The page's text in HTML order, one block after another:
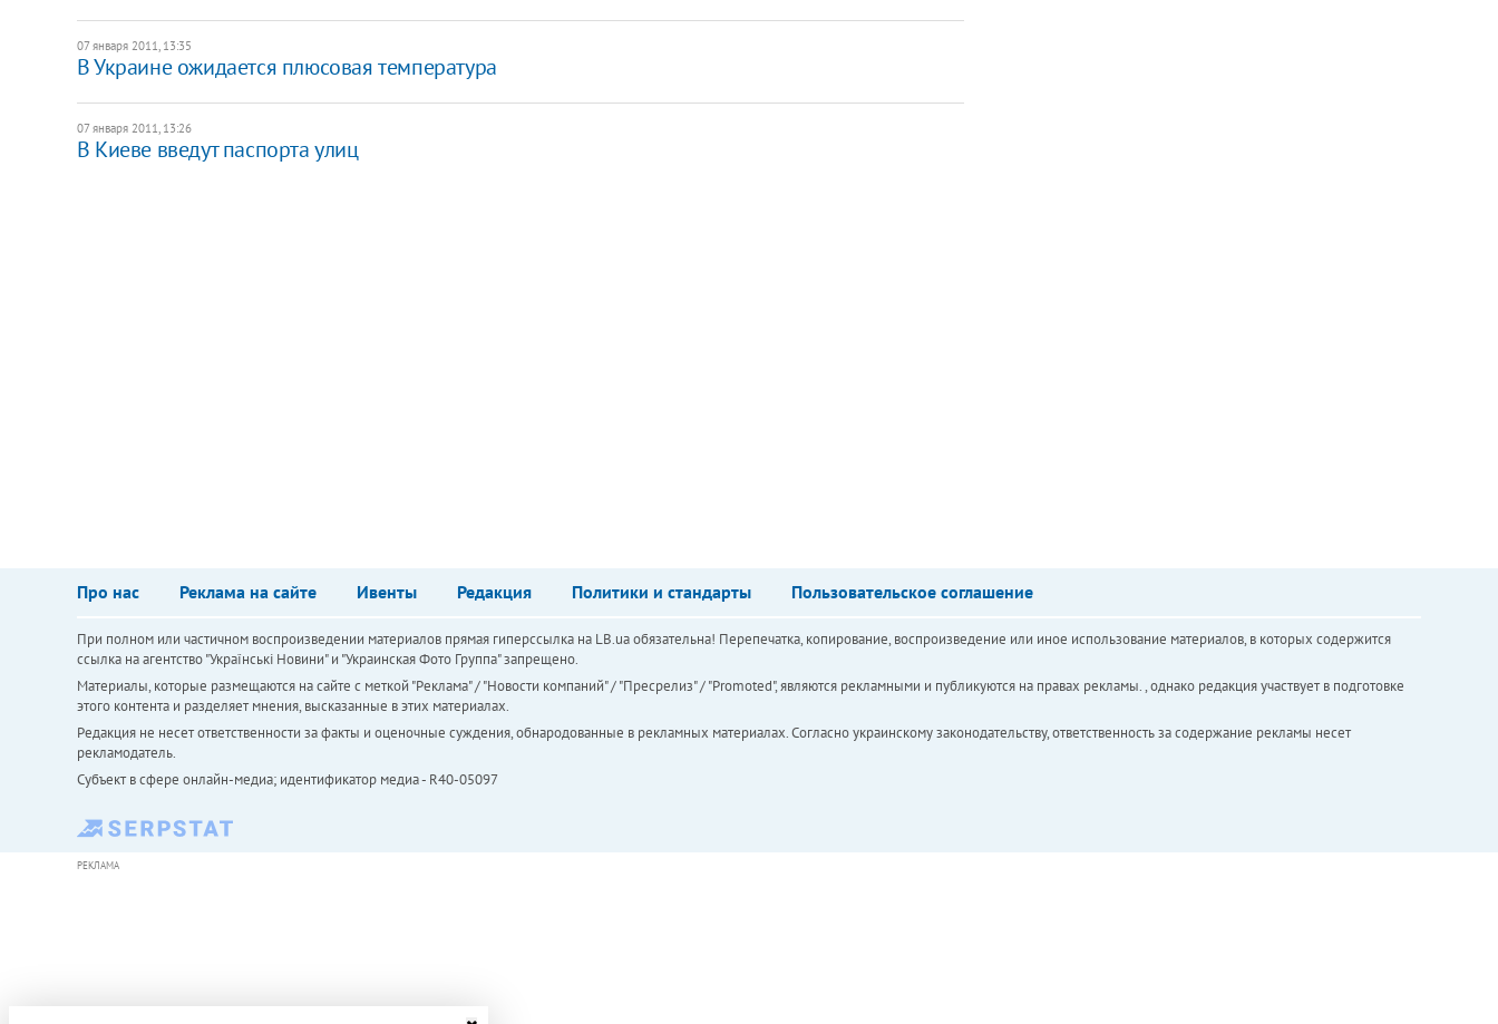
07 января 2011, 13:35
В Украине ожидается плюсовая температура
07 января 2011, 13:26
В Киеве введут паспорта улиц
Про нас Реклама на сайте Ивенты Редакция Политики и стандарты Пользовательское соглашение
При полном или частичном воспроизведении материалов прямая гиперссылка на LB.ua обязательна! Перепечатка, копирование, воспроизведение или иное использование материалов, в которых содержится
ссылка на агентство "Українськi Новини" и "Украинская Фото Группа" запрещено.
Материалы, которые размещаются на сайте с меткой "Реклама" / "Новости компаний" / "Пресрелиз" / "Promoted", являются рекламными и публикуются на правах рекламы. , однако редакция участвует в подготовке
этого контента и разделяет мнения, высказанные в этих материалах.
Редакция не несет ответственности за факты и оценочные суждения, обнародованные в рекламных материалах. Согласно украинскому законодательству, ответственность за содержание рекламы несет
рекламодатель.
Субъект в сфере онлайн-медиа; идентификатор медиа - R40-05097
РЕКЛАМА